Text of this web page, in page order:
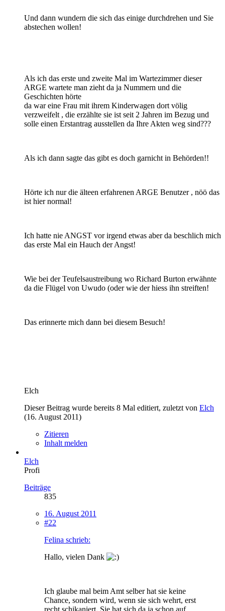
Und dann wundern die sich das einige durchdrehen und Sie
abstechen wollen!
Als ich das erste und zweite Mal im Wartezimmer dieser
ARGE wartete man zieht da ja Nummern und die
Geschichten hörte
da war eine Frau mit ihrem Kinderwagen dort völig
verzweifelt , die erzählte sie ist seit 2 Jahren im Bezug und
solle einen Erstantrag ausstellen da Ihre Akten weg sind???
Als ich dann sagte das gibt es doch garnicht in Behörden!!
Hörte ich nur die älteen erfahrenen ARGE Benutzer , nöö das
ist hier normal!
Ich hatte nie ANGST vor irgend etwas aber da beschlich mich
das erste Mal ein Hauch der Angst!
Wie bei der Teufelsaustreibung wo Richard Burton erwähnte
da die Flügel von Uwudo (oder wie der hiess ihn streiften!
Das erinnerte mich dann bei diesem Besuch!
Elch
Dieser Beitrag wurde bereits 8 Mal editiert, zuletzt von Elch
(16. August 2011)
Zitieren
Inhalt melden
Elch
Profi
Beiträge
835
16. August 2011
#22
Felina schrieb:
Hallo, vielen Dank
Ich glaube mal beim Amt selber hat sie keine
Chance, sondern wird, wenn sie sich wehrt, erst
recht schikaniert. Sie hat sich da ja schon auf